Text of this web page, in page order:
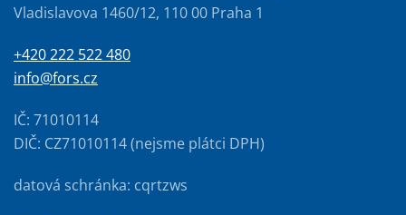
Vladislavova 1460/12, 110 00 Praha 1
+420 222 522 480
info@fors.cz
IČ: 71010114
DIČ: CZ71010114 (nejsme plátci DPH)
datová schránka: cqrtzws